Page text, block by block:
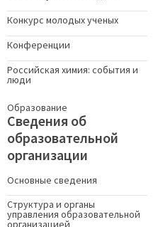
Конкурс молодых ученыx
Конференции
Российская химия: события и
люди
Образование
Сведения об
образовательной
организации
Основные сведения
Структура и органы
управления образовательной